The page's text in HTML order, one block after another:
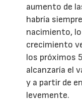
aumento de
habría
nacimiento,
crecimiento
los próximos
alcanzaría el
y a partir de
levemente.